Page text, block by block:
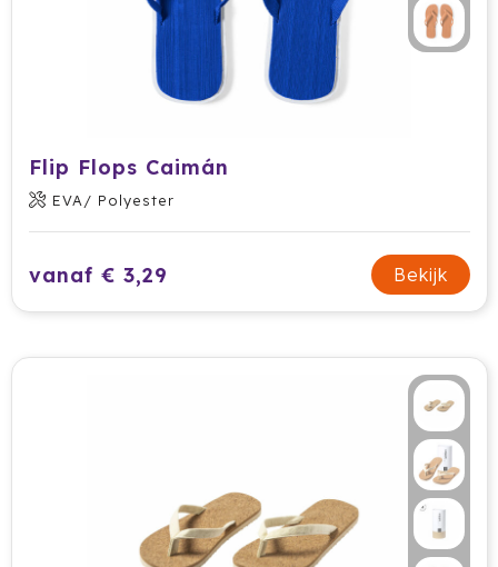
Flip Flops Caimán
EVA/ Polyester
vanaf € 3,29 Bekijk